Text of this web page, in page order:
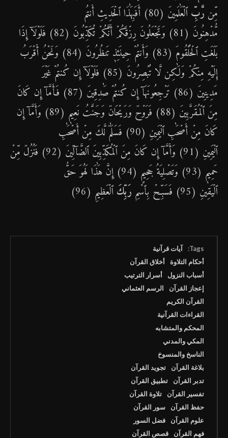
مِّن رَّبِّ
ٱلۡعَٰلَمِينَ (80) أَفَبِهَٰذَا ٱلۡحَدِيثِ أَنتُم
مُّدۡهِنُونَ (81) وَتَجۡعَلُونَ رِزۡقَكُمۡ أَنَّكُمۡ تُكَذِّبُونَ (82) فَلَوۡلَآ إِذَا
بَلَغَتِ ٱلۡحُلۡقُومَ (83) وَأَنتُمۡ حِينَئِذٖ تَنظُرُونَ (84) وَنَحۡنُ أَقۡرَبُ
إِلَيۡهِ مِنكُمۡ وَلَٰكِن لَّا تُبۡصِرُونَ (85) فَلَوۡلَآ إِن كُنتُمۡ غَيۡرَ
مَدِينِينَ (86) تَرۡجِعُونَهَآ إِن كُنتُمۡ صَٰدِقِينَ (87) فَأَمَّآ إِن كَانَ
مِنَ ٱلۡمُقَرَّبِينَ (88) فَرَوۡحٞ وَرَيۡحَانٞ وَجَنَّتُ نَعِيمٖ (89) وَأَمَّآ إِن
كَانَ مِنۡ أَصۡحَٰبِ ٱلۡيَمِينِ (90) فَسَلَٰمٞ لَّكَ مِنۡ أَصۡحَٰبِ
ٱلۡيَمِينِ (91) وَأَمَّآ إِن كَانَ مِنَ ٱلۡمُكَذِّبِينَ ٱلضَّآلِّينَ (92) فَنُزُلٞ مِّنۡ
حَمِيمٖ (93) وَتَصۡلِيَةُ جَحِيمٍ (94) إِنَّ هَٰذَا لَهُوَ حَقُّ
ٱلۡيَقِينِ (95) فَسَبِّحۡ بِٱسۡمِ
رَبِّكَ ٱلۡعَظِيمِ (96)
Tags:
آيات قرآنية
أحكام التلاوة
أخلاق القرآن
أسباب النزول
أسرار الترتيب
إعجاز القرآن
الرسم العثماني
القرآن الكريم
القراءات القرآنية
المحكم والمتشابه
المكي والمدني
الناسخ والمنسوخ
بلاغة القرآن
تجويد القرآن
تدبر القرآن
تطبيق القرآن
تفسير القرآن
تلاوة القرآن
حفظ القرآن
سور القرآن
علوم القرآن
فضل السور
فهم القرآن
قصص القرآن